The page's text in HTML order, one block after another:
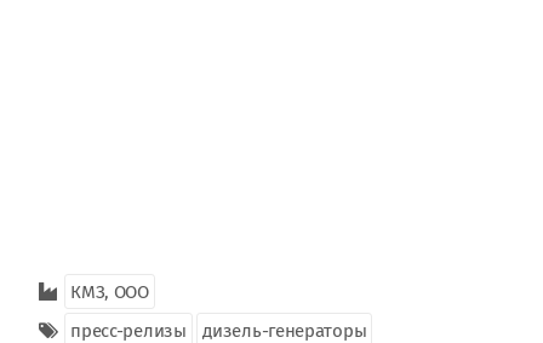
КМЗ, ООО
пресс-релизы
дизель-генераторы